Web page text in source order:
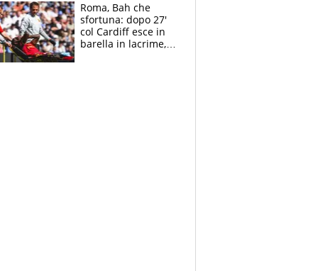
Roma, Bah che
sfortuna: dopo 27'
col Cardiff esce in
barella in lacrime,